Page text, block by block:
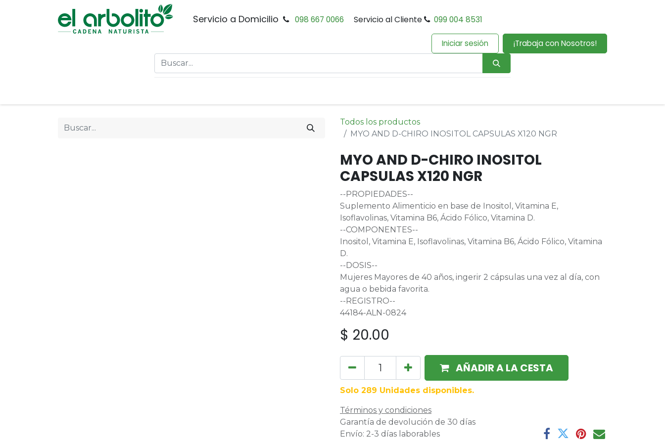
Servicio a Domicilio 098 667 0066 Servicio al Cliente 099 004 8531
Iniciar sesión ¡Trabaja con Nosotros!
Todos los productos
MYO AND D-CHIRO INOSITOL CAPSULAS X120 NGR
MYO AND D-CHIRO INOSITOL
CAPSULAS X120 NGR
--PROPIEDADES--
Suplemento Alimenticio en base de Inositol, Vitamina E,
Isoflavolinas, Vitamina B6, Ácido Fólico, Vitamina D.
--COMPONENTES--
Inositol, Vitamina E, Isoflavolinas, Vitamina B6, Ácido Fólico, Vitamina
D.
--DOSIS--
Mujeres Mayores de 40 años, ingerir 2 cápsulas una vez al día, con
agua o bebida favorita.
--REGISTRO--
44184-ALN-0824
$ 20.00
AÑADIR A LA CESTA
Solo 289 Unidades disponibles.
Términos y condiciones
Garantía de devolución de 30 días
Envío: 2-3 días laborables